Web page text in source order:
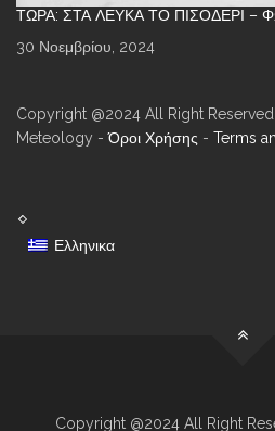
ΤΏΡΑ: ΣΤΑ ΛΕΥΚΆ ΤΟ ΠΙΣΟΔΈΡΙ –
30 Νοεμβρίου, 2024
Copyright @2024 All Right
Meteology -Όροι Χρήσης - Terms
Ελληνικα
Copyright @2024 All Right